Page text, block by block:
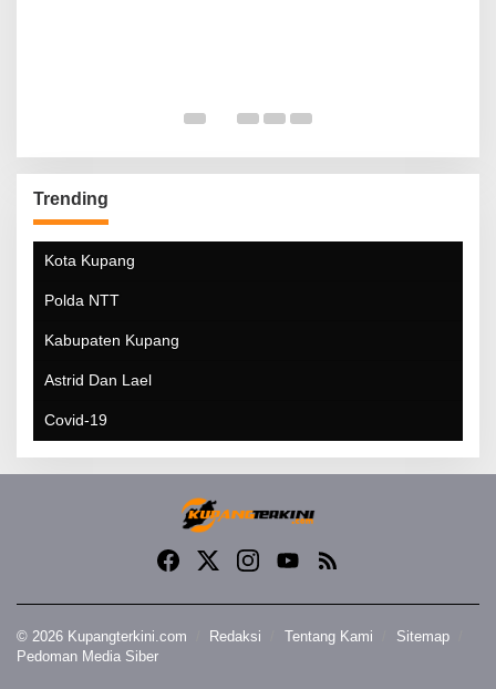
Trending
Kota Kupang
Polda NTT
Kabupaten Kupang
Astrid Dan Lael
Covid-19
© 2026 Kupangterkini.com Redaksi Tentang Kami
Sitemap
Pedoman Media Siber